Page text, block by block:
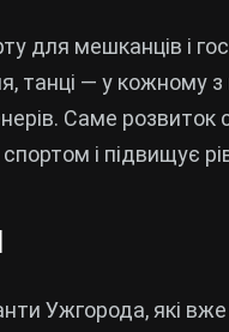
для мешканців і
танці — у кожному
Саме розвиток
і підвищує
Ужгорода, які вже